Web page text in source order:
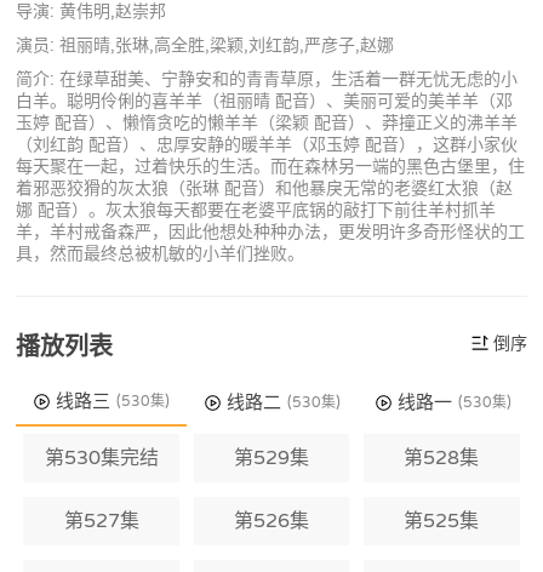
导演: 黄伟明,赵崇邦
演员: 祖丽晴,张琳,高全胜,梁颖,刘红韵,严彦子,赵娜
简介: 在绿草甜美、宁静安和的青青草原，生活着一群无忧无虑的小
白羊。聪明伶俐的喜羊羊（祖丽晴 配音）、美丽可爱的美羊羊（邓
玉婷 配音）、懒惰贪吃的懒羊羊（梁颖 配音）、莽撞正义的沸羊羊
（刘红韵 配音）、忠厚安静的暖羊羊（邓玉婷 配音），这群小家伙
每天聚在一起，过着快乐的生活。而在森林另一端的黑色古堡里，住
着邪恶狡猾的灰太狼（张琳 配音）和他暴戾无常的老婆红太狼（赵
娜 配音）。灰太狼每天都要在老婆平底锅的敲打下前往羊村抓羊
羊，羊村戒备森严，因此他想处种种办法，更发明许多奇形怪状的工
具，然而最终总被机敏的小羊们挫败。
播放列表 倒序
线路三 (530集) 线路二 (530集) 线路一 (530集)
第530集完结 第529集 第528集
第527集 第526集 第525集